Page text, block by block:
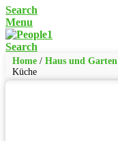
Search
Menu
Search
Home / Haus und Garten
Küche